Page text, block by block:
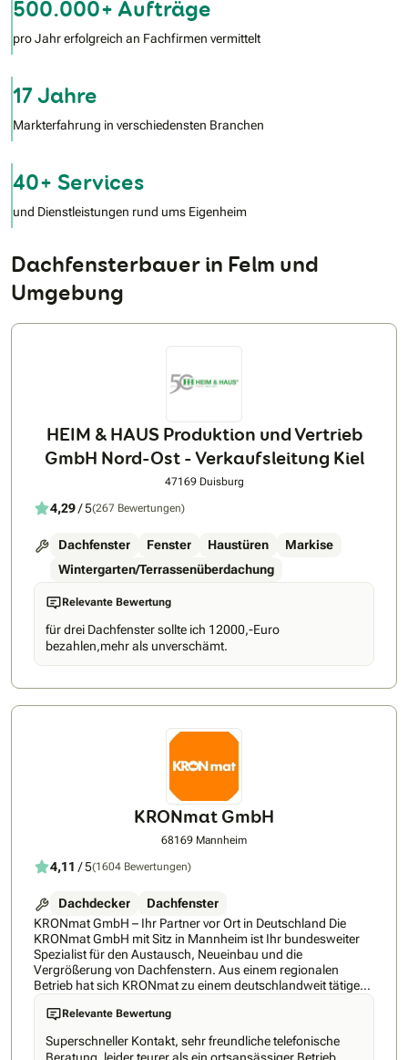
500.000+ Aufträge
pro Jahr erfolgreich an Fachfirmen vermittelt
17 Jahre
Markterfahrung in verschiedensten Branchen
40+ Services
und Dienstleistungen rund ums Eigenheim
Dachfensterbauer in Felm und
Umgebung
HEIM & HAUS Produktion und Vertrieb
GmbH Nord-Ost - Verkaufsleitung Kiel
47169 Duisburg
4,29/ 5(267 Bewertungen)
Dachfenster Fenster Haustüren
Markise
Wintergarten/Terrassenüberdachung
Relevante Bewertung
für drei Dachfenster sollte ich 12000,-Euro
bezahlen,mehr als unverschämt.
KRONmat GmbH
68169 Mannheim
4,11 / 5(1604 Bewertungen)
Dachdecker
Dachfenster
KRONmat GmbH – Ihr Partner vor Ort in Deutschland Die
KRONmat GmbH mit Sitz in Mannheim ist Ihr bundesweiter
Spezialist für den Austausch, Neueinbau und die
Vergrößerung von Dachfenstern. Aus einem regionalen
Betrieb hat sich KRONmat zu einem deutschlandweit tätigen
Fachunternehmen mit erfahrenen Montageteams und
regionalen Fachberatern entwickelt, die kostenlose und
unverbindliche Beratung direkt vor Ort bieten. Unsere
Logistikzentren in Mannheim, Ilsede, Ennepetal, Titting-
Relevante Bewertung
Superschneller Kontakt, sehr freundliche telefonische